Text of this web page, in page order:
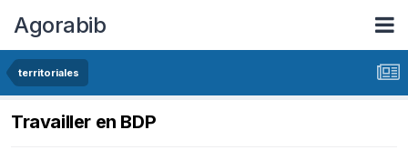
Agorabib
territoriales
Travailler en BDP